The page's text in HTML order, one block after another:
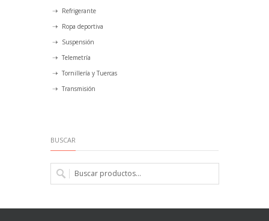
Refrigerante
Ropa deportiva
Suspensión
Telemetría
Tornillería y Tuercas
Transmisión
BUSCAR